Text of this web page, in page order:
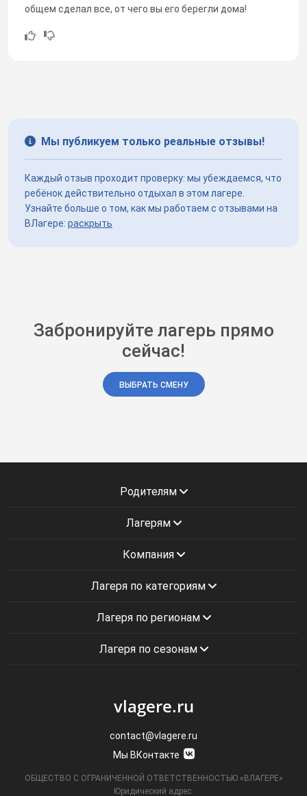
общем сделал все, от чего вы его берегли дома!
Мы публикуем только реальные отзывы!
Каждый отзыв проходит проверку: мы убеждаемся, что
ребёнок действительно отдыхал в этом лагере.
Узнайте больше о том, как мы работаем с отзывами на
ВЛагере: раскрыть
Забронируйте лагерь прямо
сейчас!
ВЫБРАТЬ СМЕНУ
Родителям
Лагерям
Компания
Лагеря по категориям
Лагеря по регионам
Лагеря по сезонам
vlagere.ru
contact@vlagere.ru
Мы ВКонтакте
ОБЩЕСТВО С ОГРАНИЧЕННОЙ ОТВЕТСТВЕННОСТЬЮ «ВЛАГЕРЕ»
Юридический адрес: